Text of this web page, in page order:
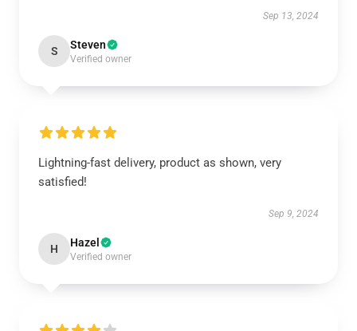
Sep 13, 2024
S Steven
Verified owner
Lightning-fast delivery, product as shown, very
satisfied!
Sep 9, 2024
H Hazel
Verified owner